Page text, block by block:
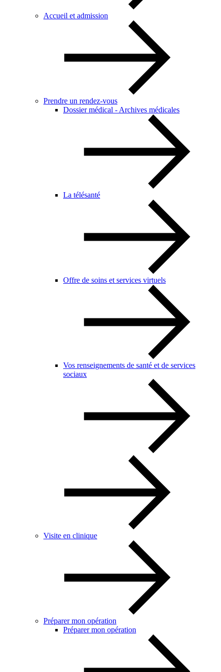
Accueil et admission
Prendre un rendez-vous
Dossier médical - Archives médicales
La télésanté
Offre de soins et services virtuels
Vos renseignements de santé et de services
sociaux
Visite en clinique
Préparer mon opération
Préparer mon opération